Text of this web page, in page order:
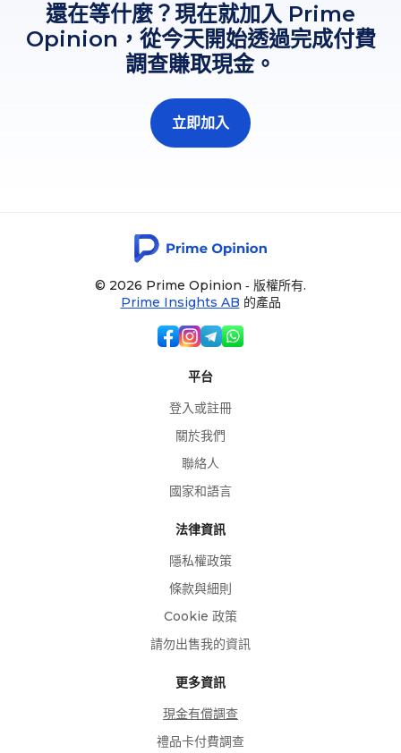
還在等什麼？現在就加入 Prime
Opinion，從今天開始透過完成付費
調查賺取現金。
立即加入
© 2026 Prime Opinion ‐ 版權所有.
Prime Insights AB 的產品
平台
登入或註冊
關於我們
聯絡人
國家和語言
法律資訊
隱私權政策
條款與細則
Cookie 政策
請勿出售我的資訊
更多資訊
現金有償調查
禮品卡付費調查